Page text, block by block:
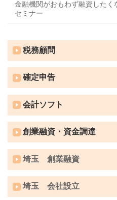
金融機関がおもわず融資したく
セミナー
税務顧問
確定申告
会計ソフト
創業融資・資金調達
埼玉 創業融資
埼玉 会社設立